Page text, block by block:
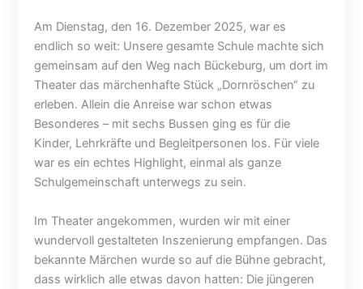
Am Dienstag, den 16. Dezember 2025, war es
endlich so weit: Unsere gesamte Schule machte sich
gemeinsam auf den Weg nach Bückeburg, um dort im
Theater das märchenhafte Stück „Dornröschen“ zu
erleben. Allein die Anreise war schon etwas
Besonderes – mit sechs Bussen ging es für die
Kinder, Lehrkräfte und Begleitpersonen los. Für viele
war es ein echtes Highlight, einmal als ganze
Schulgemeinschaft unterwegs zu sein.
Im Theater angekommen, wurden wir mit einer
wundervoll gestalteten Inszenierung empfangen. Das
bekannte Märchen wurde so auf die Bühne gebracht,
dass wirklich alle etwas davon hatten: Die jüngeren
u
n
d
e
i
u
n
s
w
d
f
l
e
u
m
m
r
b
r
u
c
h
l
v
e
r
e
B
e
l
l
e
n
b
e
E
i
n
s